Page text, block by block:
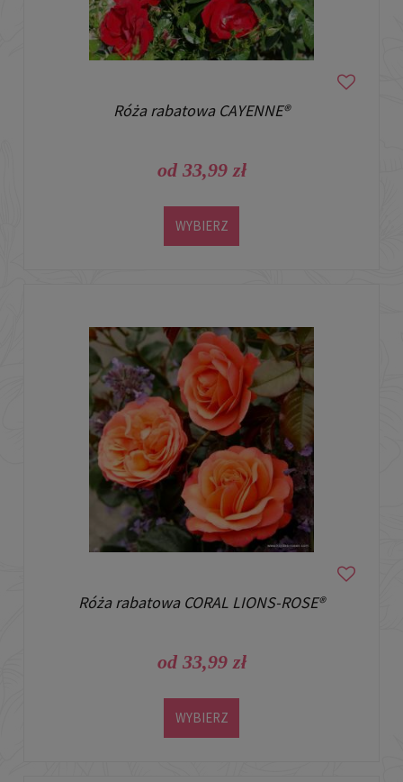
Róża rabatowa CAYENNE®
od 33,99 zł
WYBIERZ
Róża rabatowa CORAL LIONS-ROSE®
od 33,99 zł
WYBIERZ